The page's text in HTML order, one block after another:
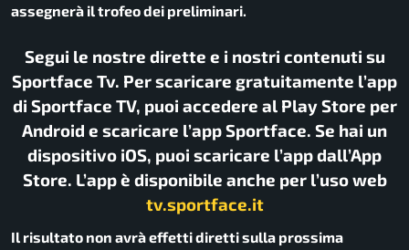
assegnerà il trofeo dei preliminari.
Segui le nostre dirette e i nostri contenuti su
Sportface Tv. Per scaricare gratuitamente l’app
di Sportface TV, puoi accedere al Play Store per
Android e scaricare l’app Sportface. Se hai un
dispositivo iOS, puoi scaricare l’app dall’App
Store. L’app è disponibile anche per l’uso web
tv.sportface.it
Il risultato non avrà effetti diretti sulla prossima